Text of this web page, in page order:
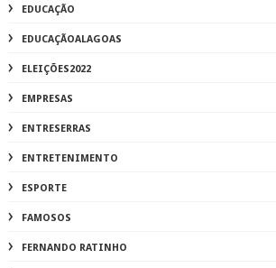
EDUCAÇÃO
EDUCAÇÃOALAGOAS
ELEIÇÕES2022
EMPRESAS
ENTRESERRAS
ENTRETENIMENTO
ESPORTE
FAMOSOS
FERNANDO RATINHO